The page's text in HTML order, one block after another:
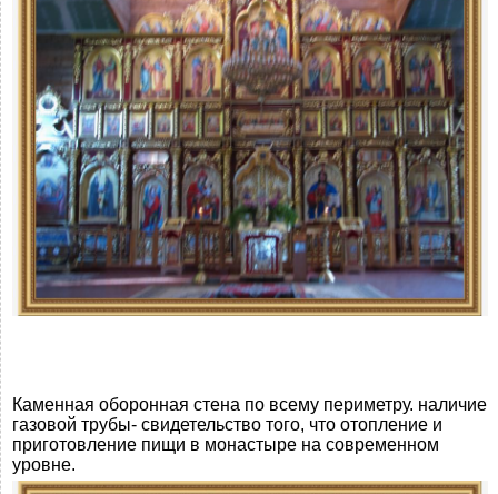
Каменная оборонная стена по всему периметру. наличие
газовой трубы- свидетельство того, что отопление и
приготовление пищи в монастыре на современном
уровне.